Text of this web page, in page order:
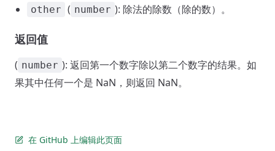
other ( number ): 除法的除数（除的数）。
返回值
( number ): 返回第一个数字除以第二个数字的结果。如
果其中任何一个是 NaN，则返回 NaN。
在 GitHub 上编辑此页面